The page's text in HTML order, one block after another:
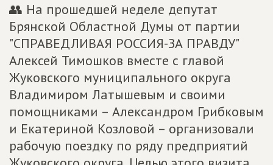
👥 На прошедшей неделе депутат
Брянской Областной Думы от партии
"СПРАВЕДЛИВАЯ РОССИЯ-ЗА ПРАВДУ"
Алексей Тимошков вместе с главой
Жуковского муниципального округа
Владимиром Латышевым и своими
помощниками – Александром Грибковым
и Екатериной Козловой – организовали
рабочую поездку по ряду предприятий